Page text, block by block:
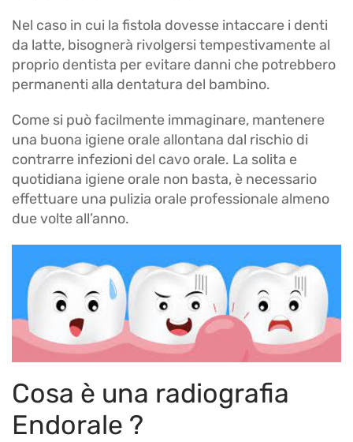
Nel caso in cui la fistola dovesse intaccare i denti
da latte, bisognerà rivolgersi tempestivamente al
proprio dentista per evitare danni che potrebbero
permanenti alla dentatura del bambino.
Come si può facilmente immaginare, mantenere
una buona igiene orale allontana dal rischio di
contrarre infezioni del cavo orale. La solita e
quotidiana igiene orale non basta, è necessario
effettuare una pulizia orale professionale almeno
due volte all’anno.
Cosa è una radiografia
Endorale ?